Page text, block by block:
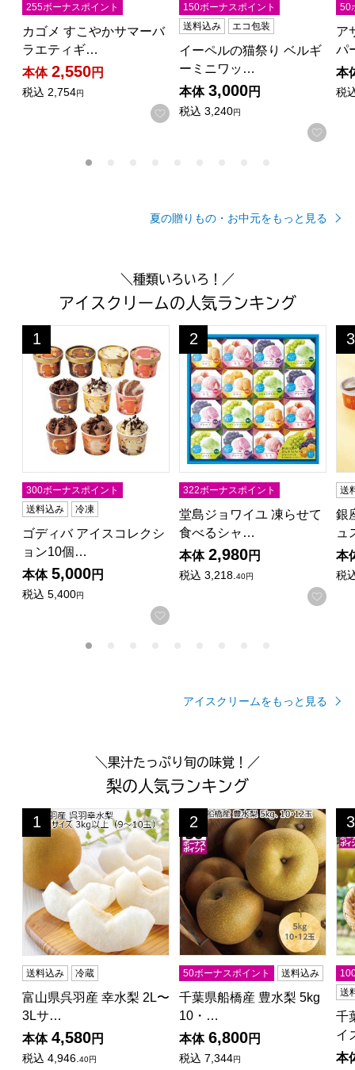
255ボーナスポイント
カゴメ すこやかサマーバ
ラエティギ…
本体 2,550円
税込 2,754円
お気に入りに登録する
150ボーナスポイント
送料込み
エコ包装
イーペルの猫祭り ベルギ
ーミニワッ…
本体 3,000円
税込 3,240円
お気
50
ア
パ
本
税
夏の贈りもの・お中元をもっと見る
＼種類いろいろ！／
アイスクリームの人気ランキング
ゴディバ アイスコレクション10個入【夏の贈りもの・お
1
位
300ボーナスポイント
送料込み
冷凍
ゴディバ アイスコレクシ
ョン10個…
本体 5,000円
税込 5,400円
お気に入りに登録する
堂島ジョワイユ 凍らせて食
2
位
322ボーナスポイント
堂島ジョワイユ 凍らせて
食べるシャ…
本体 2,980円
税込 3,218.40円
お気
3
位
送
銀
ュ
本
税
アイスクリームをもっと見る
＼果汁たっぷり旬の味覚！／
梨の人気ランキング
富山県呉羽産 幸水梨 2L〜3Lサイズ 3kg以上(9〜10玉)【
1
位
送料込み 冷蔵
富山県呉羽産 幸水梨 2L〜
3Lサ…
本体 4,580円
税込 4,946.40円
千葉県船橋産 豊水梨 5kg10
2
位
50ボーナスポイント 送料込み
千葉県船橋産 豊水梨 5kg
10・…
本体 6,800円
税込 7,344円
3
位
送
千
イ
本